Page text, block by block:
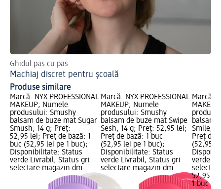
Ghidul pas cu pas
Machiaj discret pentru școală
Produse similare
Marcă: NYX PROFESSIONAL
MAKEUP; Numele
produsului: Smushy
balsam de buze mat Sugar
Smush, 14 g; Preț:
52,95 lei; Preț de bază: 1
buc (52,95 lei pe 1 buc);
Disponibilitate: Status
verde Livrabil, Status gri
selectare magazin dm
Marcă: NYX PROFESSIONAL
MAKEUP; Numele
produsului: Smushy
balsam de buze mat Swipe
Sesh, 14 g; Preț: 52,95 lei;
Preț de bază: 1 buc
(52,95 lei pe 1 buc);
Disponibilitate: Status
verde Livrabil, Status gri
selectare magazin dm
Marcă:
balsam
Smile,
Preț de
(52,95
verde
52,95 lei
1 buc